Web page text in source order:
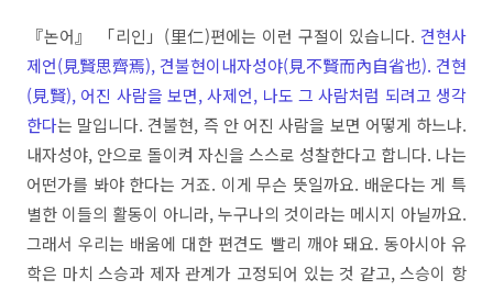
『논어』 「리인」(里仁)편에는 이런 구절이 있습니다. 견현사
제언(見賢思齊焉), 견불현이내자성야(見不賢而內自省也). 견현
(見賢), 어진 사람을 보면, 사제언, 나도 그 사람처럼 되려고 생각
한다는 말입니다. 견불현, 즉 안 어진 사람을 보면 어떻게 하느냐.
내자성야, 안으로 돌이켜 자신을 스스로 성찰한다고 합니다. 나는
어떤가를 봐야 한다는 거죠. 이게 무슨 뜻일까요. 배운다는 게 특
별한 이들의 활동이 아니라, 누구나의 것이라는 메시지 아닐까요.
그래서 우리는 배움에 대한 편견도 빨리 깨야 돼요. 동아시아 유
학은 마치 스승과 제자 관계가 고정되어 있는 것 같고, 스승이 항